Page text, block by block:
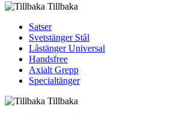
Tillbaka
Satser
Svetstänger Stål
Låstänger Universal
Handsfree
Axialt Grepp
Specialtänger
Tillbaka